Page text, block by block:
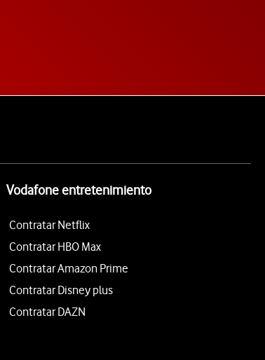
Vodafone entretenimiento
Contratar Netflix
Contratar HBO Max
Contratar Amazon Prime
Contratar Disney plus
Contratar DAZN